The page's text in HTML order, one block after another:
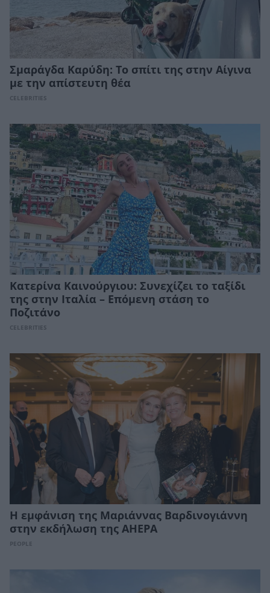
Σμαράγδα Καρύδη: Το σπίτι της στην Αίγινα
με την απίστευτη θέα
CELEBRITIES
Kατερίνα Καινούργιου: Συνεχίζει το ταξίδι
της στην Ιταλία – Επόμενη στάση το
Ποζιτάνο
CELEBRITIES
H εμφάνιση της Μαριάννας Βαρδινογιάννη
στην εκδήλωση της ΑΗΕΡΑ
PEOPLE